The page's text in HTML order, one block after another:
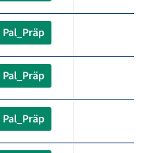
Pal_Präp
Pal_Präp
Pal_Präp